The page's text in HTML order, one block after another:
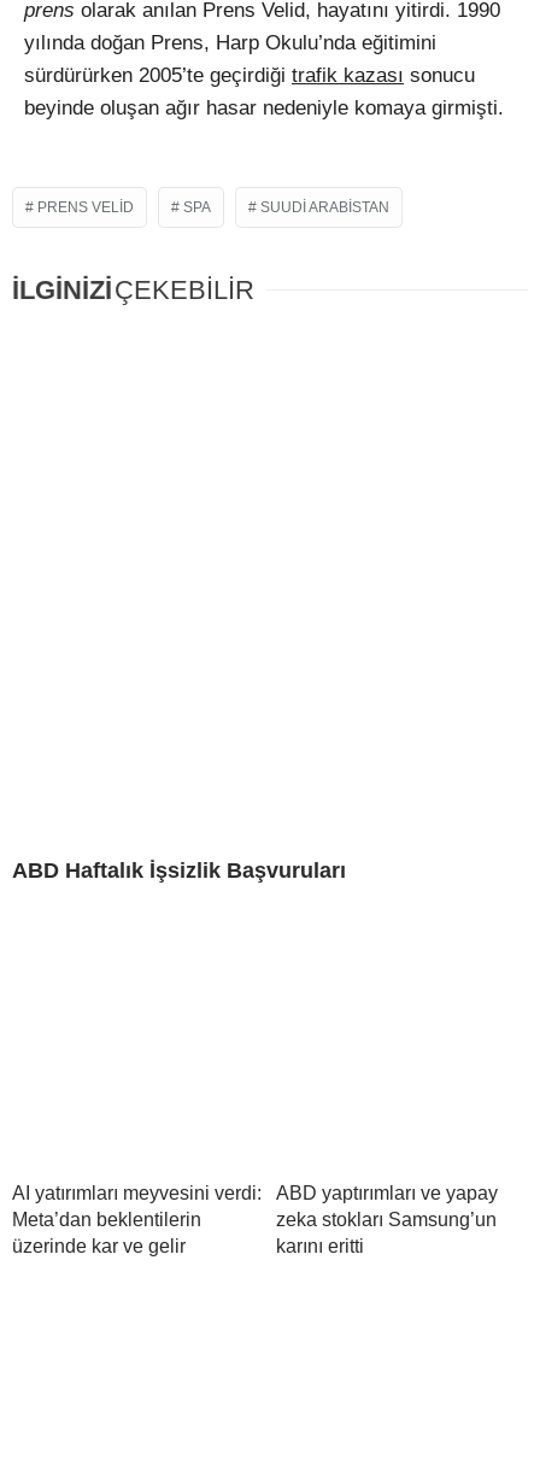
WhatsApp İhbar Hattı
prens olarak anılan Prens Velid, hayatını yitirdi. 1990
yılında doğan Prens, Harp Okulu’nda eğitimini
sürdürürken 2005’te geçirdiği trafik kazası sonucu
beyinde oluşan ağır hasar nedeniyle komaya girmişti.
PRENS VELID SPA SUUDI ARABISTAN
İLGİNİZİÇEKEBİLİR
ABD Haftalık İşsizlik Başvuruları
AI yatırımları meyvesini verdi:
Meta’dan beklentilerin
üzerinde kar ve gelir
ABD yaptırımları ve yapay
zeka stokları Samsung’un
karını eritti